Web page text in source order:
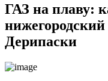
ГАЗ на плаву:
нижегородский
Дерипаски